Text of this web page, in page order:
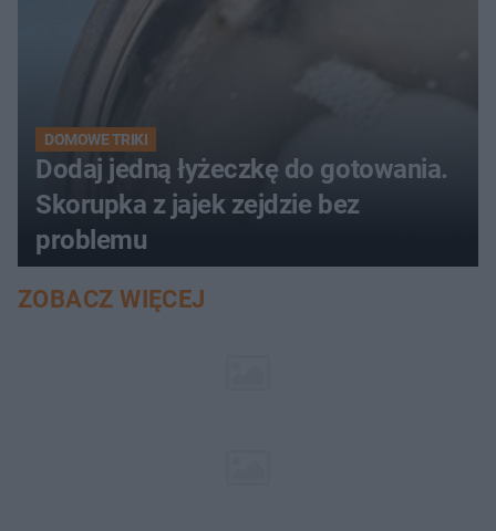
DOMOWE TRIKI
Dodaj jedną łyżeczkę do gotowania.
Skorupka z jajek zejdzie bez
problemu
ZOBACZ WIĘCEJ